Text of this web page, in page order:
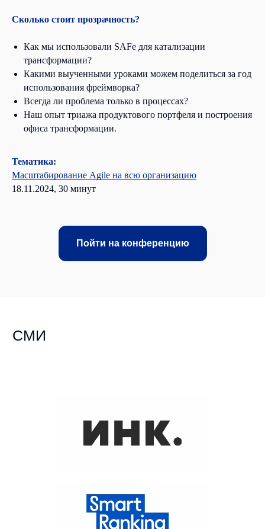
Сколько стоит прозрачность?
Как мы использовали SAFe для катализации
трансформации?
Какими выученными уроками можем поделиться за год
использования фреймворка?
Всегда ли проблема только в процессах?
Наш опыт триажа продуктового портфеля и построения
офиса трансформации.
Тематика:
Масштабирование Agile на всю организацию
18.11.2024, 30 минут
Пойти на конференцию
СМИ